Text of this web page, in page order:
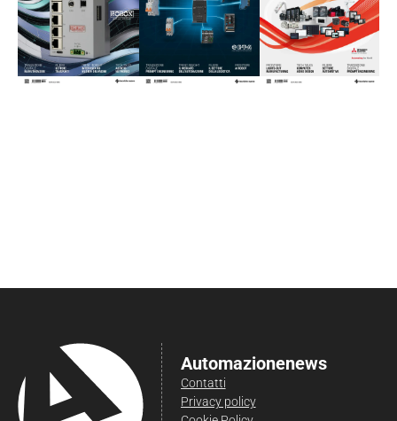
Automazionenews
Contatti
Privacy policy